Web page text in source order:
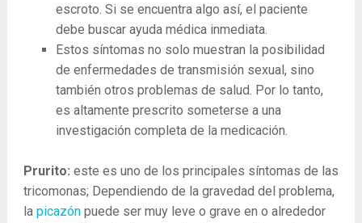
escroto. Si se encuentra algo así, el paciente
debe buscar ayuda médica inmediata.
Estos síntomas no solo muestran la posibilidad
de enfermedades de transmisión sexual, sino
también otros problemas de salud. Por lo tanto,
es altamente prescrito someterse a una
investigación completa de la medicación.
Prurito: este es uno de los principales síntomas de las
tricomonas; Dependiendo de la gravedad del problema,
la picazónpuede ser muy leve o grave en o alrededor